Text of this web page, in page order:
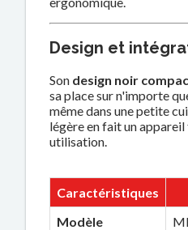
Design et
Son design noir
sa place sur n'importe
même dans une petite
légère en fait un
utilisation.
Caractéristiques
Modèle